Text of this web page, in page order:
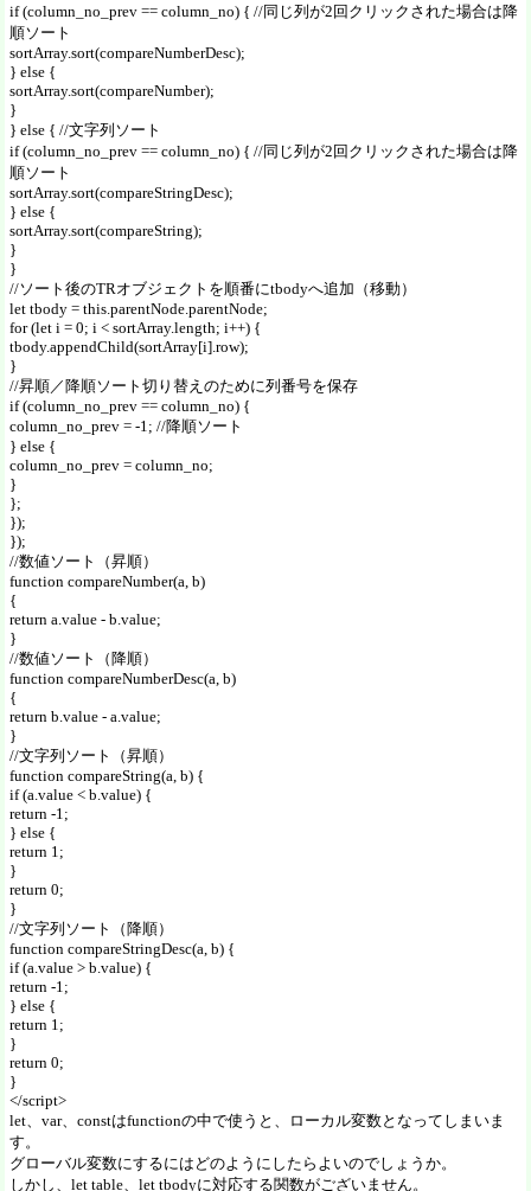
if (column_no_prev == column_no) { //同じ列が2回クリックされた場合は降
順ソート
sortArray.sort(compareNumberDesc);
} else {
sortArray.sort(compareNumber);
}
} else { //文字列ソート
if (column_no_prev == column_no) { //同じ列が2回クリックされた場合は降
順ソート
sortArray.sort(compareStringDesc);
} else {
sortArray.sort(compareString);
}
}
//ソート後のTRオブジェクトを順番にtbodyへ追加（移動）
let tbody = this.parentNode.parentNode;
for (let i = 0; i < sortArray.length; i++) {
tbody.appendChild(sortArray[i].row);
}
//昇順／降順ソート切り替えのために列番号を保存
if (column_no_prev == column_no) {
column_no_prev = -1; //降順ソート
} else {
column_no_prev = column_no;
}
};
});
});
//数値ソート（昇順）
function compareNumber(a, b)
{
return a.value - b.value;
}
//数値ソート（降順）
function compareNumberDesc(a, b)
{
return b.value - a.value;
}
//文字列ソート（昇順）
function compareString(a, b) {
if (a.value < b.value) {
return -1;
} else {
return 1;
}
return 0;
}
//文字列ソート（降順）
function compareStringDesc(a, b) {
if (a.value > b.value) {
return -1;
} else {
return 1;
}
return 0;
}
</script>
let、var、constはfunctionの中で使うと、ローカル変数となってしまいま
す。
グローバル変数にするにはどのようにしたらよいのでしょうか。
しかし、let table、let tbodyに対応する関数がございません。